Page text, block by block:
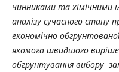
чинниками та
аналізу сучасного
економічно
якомога швидшого
обгрунтування вибору